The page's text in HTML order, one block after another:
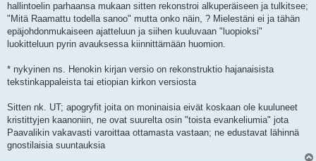
hallintoelin parhaansa mukaan sitten rekonstroi alkuperäiseen ja tulkitsee;
"Mitä Raamattu todella sanoo" mutta onko näin, ? Mielestäni ei ja tähän
epäjohdonmukaiseen ajatteluun ja siihen kuuluvaan "luopioksi"
luokitteluun pyrin avauksessa kiinnittämään huomion.
* nykyinen ns. Henokin kirjan versio on rekonstruktio hajanaisista
tekstinkappaleista tai etiopian kirkon versiosta
Sitten nk. UT; apogryfit joita on moninaisia eivät koskaan ole kuuluneet
kristittyjen kaanoniin, ne ovat suurelta osin "toista evankeliumia" jota
Paavalikin vakavasti varoittaa ottamasta vastaan; ne edustavat lähinnä
gnostilaisia suuntauksia